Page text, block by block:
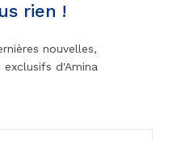
pour son message sur
rien !
nouvelles,
d'Amina